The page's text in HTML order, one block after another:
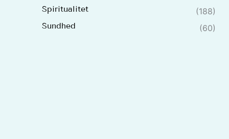
Spiritualitet (188)
Sundhed (60)